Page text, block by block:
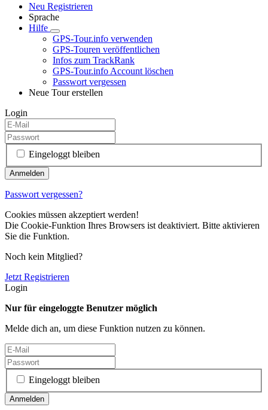
Neu Registrieren
Sprache
Hilfe
GPS-Tour.info verwenden
GPS-Touren veröffentlichen
Infos zum TrackRank
GPS-Tour.info Account löschen
Passwort vergessen
Neue Tour erstellen
Login
Eingeloggt bleiben
Passwort vergessen?
Cookies müssen akzeptiert werden!
Die Cookie-Funktion Ihres Browsers ist deaktiviert. Bitte aktivieren
Sie die Funktion.
Noch kein Mitglied?
Jetzt Registrieren
Login
Nur für eingeloggte Benutzer möglich
Melde dich an, um diese Funktion nutzen zu können.
Eingeloggt bleiben